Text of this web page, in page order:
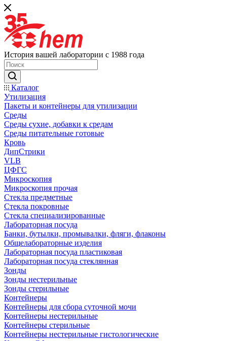
История вашей лаборатории с 1988 года
Каталог
Утилизация
Пакеты и контейнеры для утилизации
Среды
Среды сухие, добавки к средам
Среды питательные готовые
Кровь
ДипСтрики
VLB
ЦФГС
Микроскопия
Микроскопия прочая
Стекла предметные
Стекла покровные
Стекла специализированные
Лабораторная посуда
Банки, бутылки, промывалки, фляги, флаконы
Общелабораторные изделия
Лабораторная посуда пластиковая
Лабораторная посуда стеклянная
Зонды
Зонды нестерильные
Зонды стерильные
Контейнеры
Контейнеры для сбора суточной мочи
Контейнеры нестерильные
Контейнеры стерильные
Контейнеры нестерильные гистологические